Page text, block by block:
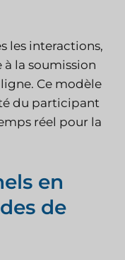
les interactions,
la soumission
Ce modèle
du participant
réel pour la
en
de